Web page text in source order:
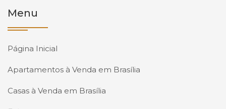
Menu
Página Inicial
Apartamentos à Venda em Brasília
Casas à Venda em Brasília